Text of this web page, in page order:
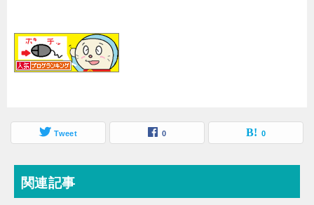
Tweet 0 0
関連記事